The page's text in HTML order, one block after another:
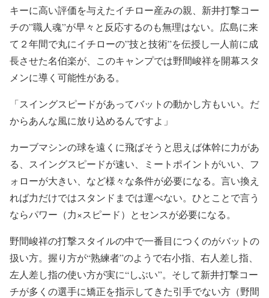
キーに高い評価を与えたイチロー産みの親、新井打撃コー
チの”職人魂”が早々と反応するのも無理はない。広島に来
て２年間で丸にイチローの”技と技術”を伝授し一人前に成
長させた名伯楽が、このキャンプでは野間峻祥を開幕スタ
メンに導く可能性がある。
「スイングスピードがあってバットの動かし方もいい。だ
からあんな風に放り込めるんですよ」
カーブマシンの球を遠くに飛ばそうと思えば体幹に力があ
る、スイングスピードが速い、ミートポイントがいい、フ
ォローが大きい、など様々な条件が必要になる。言い換え
れば力だけではスタンドまでは運べない。ひとことで言う
ならパワー（力×スピード）とセンスが必要になる。
野間峻祥の打撃スタイルの中で一番目につくのがバットの
扱い方。握り方が“熟練者”のようで右小指、右人差し指、
左人差し指の使い方が実に“しぶい”。そして新井打撃コー
チが多くの選手に矯正を指示してきた引手でない方（野間